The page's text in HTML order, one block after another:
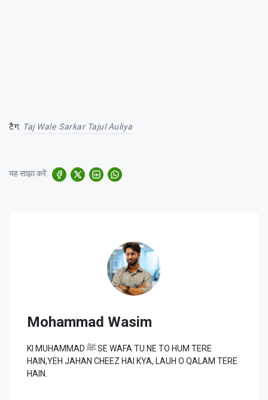
टैग: Taj Wale Sarkar Tajul Auliya
यह साझा करें:
Mohammad Wasim
KI MUHAMMAD ﷺ SE WAFA TU NE TO HUM TERE
HAIN,YEH JAHAN CHEEZ HAI KYA, LAUH O QALAM TERE
HAIN.